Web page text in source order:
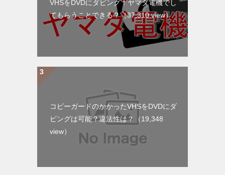
VHSをDVDにダビング！ヤマダ電機でし
てもらうことできる？（37,310 view）
コピーガードのかかったVHSをDVDにダ
ビングは可能？違法性は？
（19,348
view）